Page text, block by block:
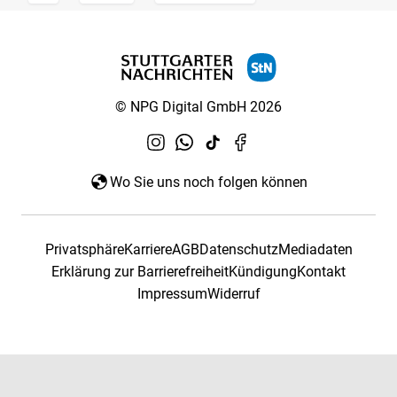
© NPG Digital GmbH 2026
Wo Sie uns noch folgen können
PrivatsphäreKarriereAGBDatenschutzMediadaten
Erklärung zur BarrierefreiheitKündigungKontakt
ImpressumWiderruf